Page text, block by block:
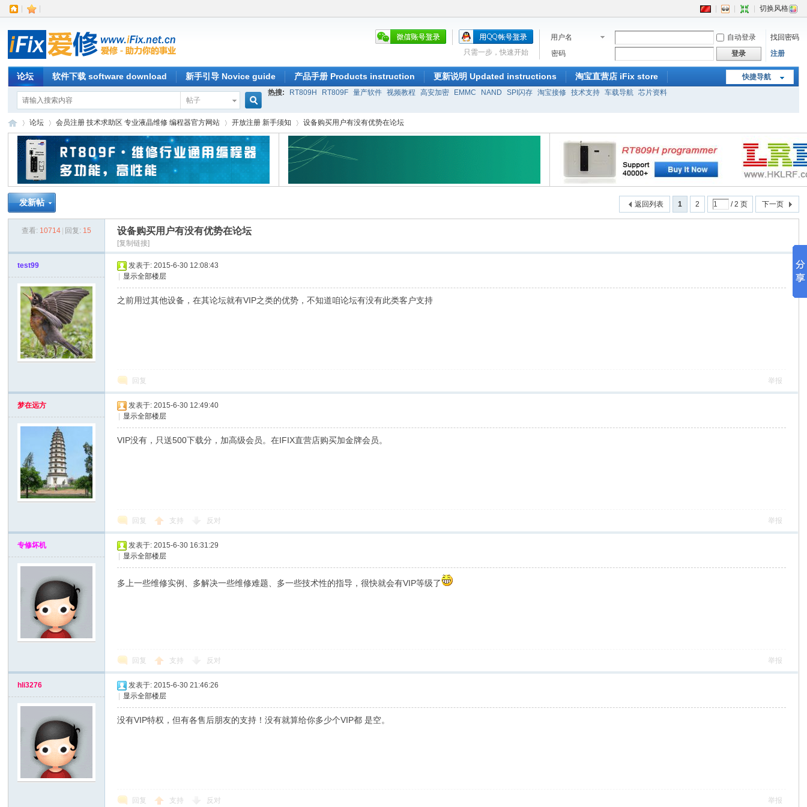
切换风格
用户名 自动登录
找回密码
密码
登录 注册
只需一步，快速开始
快捷导航
论坛 软件下载 software download 新手引导 Novice guide 产品手册 Products instruction 更新说明 Updated instructions 淘宝直营店 iFix store
帖子
搜
索
热搜: RT809H RT809F 量产软件 视频教程 高安加密 EMMC NAND SPI闪存 淘宝接修 技术支持 车载导航 芯片资料
修
论坛 会员注册 技术求助区 专业液晶维修 编程器官方网站 开放注册 新手须知 设备购买用户有没有优势在论坛
1 2 / 2 页 下一页
返回列表
发新帖
查看: 10714 回复: 15 设备购买用户有没有优势在论坛
[复制链接]
test99
发表于: 2015-6-30 12:08:43
显示全部楼层
之前用过其他设备，在其论坛就有VIP之类的优势，不知道咱论坛有没有此类客户支持
回复 举报
梦在远方
发表于: 2015-6-30 12:49:40
显示全部楼层
VIP没有，只送500下载分，加高级会员。在IFIX直营店购买加金牌会员。
回复 支持 反对 举报
专修坏机
发表于: 2015-6-30 16:31:29
显示全部楼层
多上一些维修实例、多解决一些维修难题、多一些技术性的指导，很快就会有VIP等级了
回复 支持 反对 举报
hli3276
发表于: 2015-6-30 21:46:26
显示全部楼层
没有VIP特权，但有各售后朋友的支持！没有就算给你多少个VIP都 是空。
回复 支持 反对 举报